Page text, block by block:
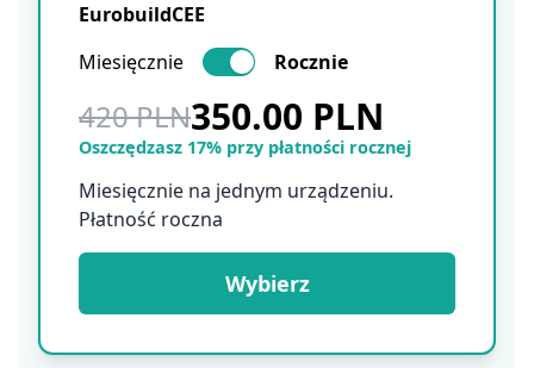
EurobuildCEE
Miesięcznie
Rocznie
420 PLN350.00 PLN
Oszczędzasz 17% przy płatności rocznej
Miesięcznie na jednym urządzeniu.
Płatność roczna
Wybierz